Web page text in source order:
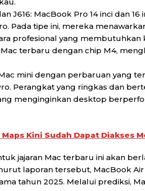
J616: MacBook Pro 14 inci dan
Pada tipe ini, mereka
profesional yang membutuhkan
terbaru dengan chip M4,
mini dengan perbaruan yang
Perangkat yang ringkas dan
menginginkan desktop
Kini Sudah Dapat Diakses
jajaran Mac terbaru ini akan
laporan tersebut, MacBook
tahun 2025. Melalui prediksi,